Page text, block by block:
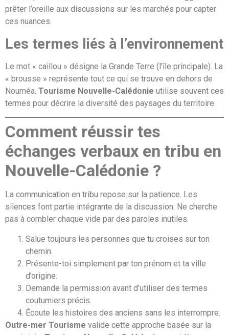
prêter l’oreille aux discussions sur les marchés pour capter
ces nuances.
Les termes liés à l’environnement
Le mot « caillou » désigne la Grande Terre (l’île principale). La
« brousse » représente tout ce qui se trouve en dehors de
Nouméa. Tourisme Nouvelle-Calédonie utilise souvent ces
termes pour décrire la diversité des paysages du territoire.
Comment réussir tes
échanges verbaux en tribu en
Nouvelle-Calédonie ?
La communication en tribu repose sur la patience. Les
silences font partie intégrante de la discussion. Ne cherche
pas à combler chaque vide par des paroles inutiles.
Salue toujours les personnes que tu croises sur ton
chemin.
Présente-toi simplement par ton prénom et ta ville
d’origine.
Demande la permission avant d’utiliser des termes
coutumiers précis.
Écoute les histoires des anciens sans les interrompre.
Outre-mer Tourisme valide cette approche basée sur la